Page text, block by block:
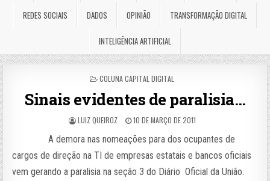
REDES SOCIAIS DADOS OPINIÃO TRANSFORMAÇÃO DIGITAL
INTELIGÊNCIA ARTIFICIAL
POSTED
COLUNA CAPITAL DIGITAL
Sinais evidentes de paralisia…
LUIZ QUEIROZ 10 DE MARÇO DE 2011
A demora nas nomeações para dos ocupantes de
cargos de direção na TI de empresas estatais e bancos oficiais
vem gerando a paralisia na seção 3 do Diário Oficial da União.